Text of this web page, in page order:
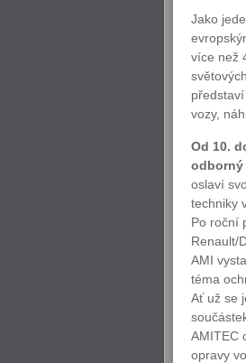
Jako
více než
vozy,
Od 10.
odborný
oslaví
techniky
Po roční
Renault/
AMI
téma
Ať už se
AMITEC
opravy